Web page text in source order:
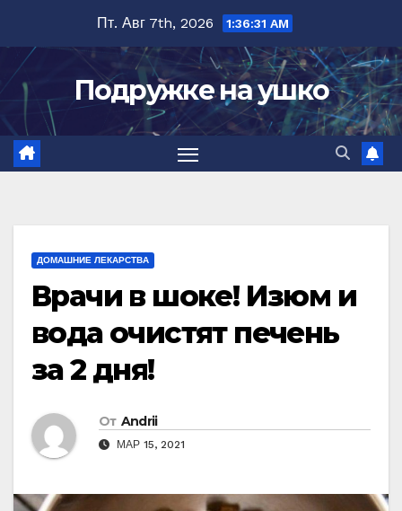
содержимому
Пт. Авг 7th, 2026 1:36:32 AM
Подружке на ушко
ДОМАШНИЕ ЛЕКАРСТВА
Врачи в шоке! Изюм и
вода очистят печень
за 2 дня!
От Andrii
МАР 15, 2021